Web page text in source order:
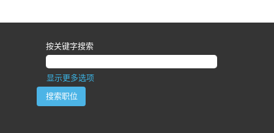
按关键字搜索
显示更多选项